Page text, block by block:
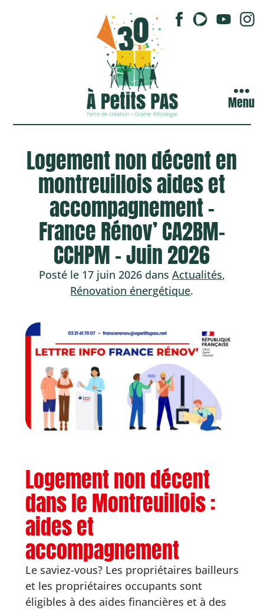
Menu
Logement non décent en
montreuillois aides et
accompagnement –
France Rénov’ CA2BM-
CCHPM – Juin 2026
Posté le 17 juin 2026 dans Actualités,
Rénovation énergétique.
Logement non décent
dans le Montreuillois :
aides et
accompagnement
Le saviez-vous? Les propriétaires bailleurs
et les propriétaires occupants sont
éligibles à des aides financières et à des